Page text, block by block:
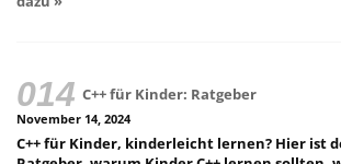
C++ für Kinder: Ratgeber
November 14, 2024
C++ für Kinder, kinderleicht lernen? Hier ist